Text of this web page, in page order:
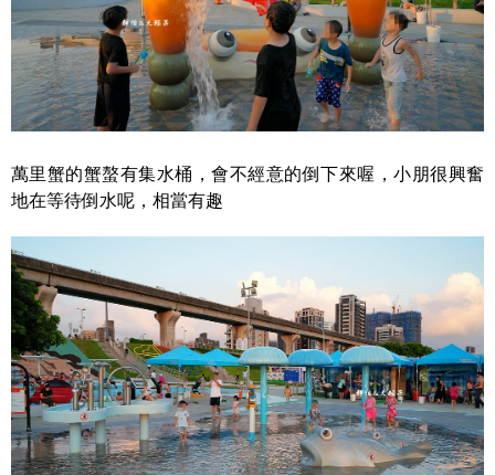
萬里蟹的蟹螯有集水桶，會不經意的倒下來喔，小朋很興奮
地在等待倒水呢，相當有趣